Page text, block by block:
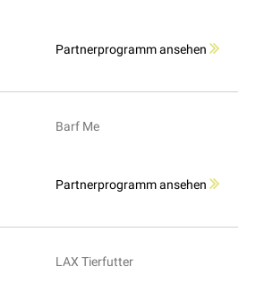
Partnerprogramm ansehen
Barf Me
Partnerprogramm ansehen
LAX Tierfutter